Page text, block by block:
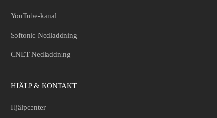
YouTube-kanal
Softonic Nedladdning
CNET Nedladdning
HJÄLP & KONTAKT
Hjälpcenter